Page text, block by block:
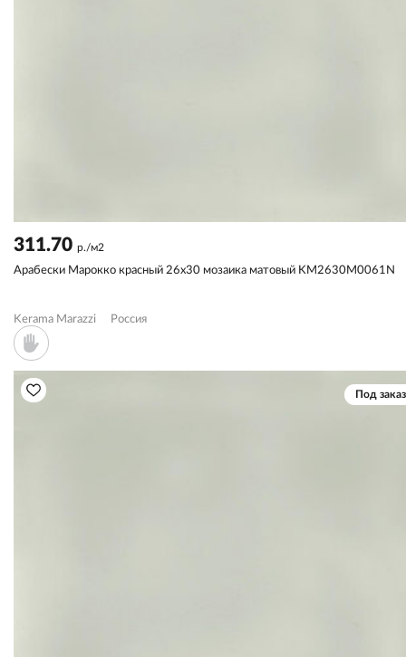
311.70 р./м2
Арабески Марокко красный 26x30 мозаика матовый KM2630M0061N
Kerama Marazzi Россия
Под заказ